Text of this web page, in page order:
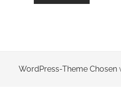
TAG
WordPress-Theme Chosen